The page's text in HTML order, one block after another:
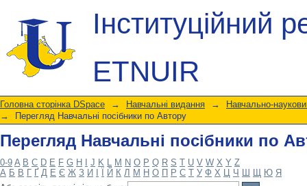
Інституційний
ETNUIR
Перегляд Навчальні посібники по
Головна сторінка DSpace → Навчальні видання →
Навчально-
→
Перегляд Навчальні посібники по Автору
Перегляд Навчальні посібники по
0-9 A B C D E F G H J K L M N O P Q R S T U V W X Y Z
А Б В Г Ґ Д Е Є Ж З И Й К Л М Н О П Р С Т У Ф Х Ц Ч Ш Щ Ю Я